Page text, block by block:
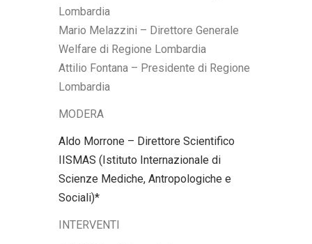
Lombardia
Mario Melazzini – Direttore Generale
Welfare di Regione Lombardia
Attilio Fontana – Presidente di Regione
Lombardia
MODERA
Aldo Morrone – Direttore Scientifico
IISMAS (Istituto Internazionale di
Scienze Mediche, Antropologiche e
Sociali)*
INTERVENTI